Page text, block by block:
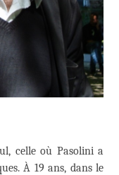
celle où Pasolini a
À 19 ans, dans le